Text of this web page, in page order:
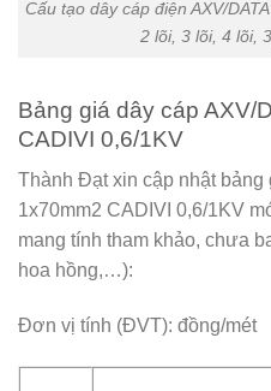
Cấu tạo dây cáp điện AXV/
2 lõi, 3 lõi, 4 lõi,
Bảng giá dây cáp AXV/
CADIVI 0,6/1KV
Thành Đạt xin cập nhật bảng
1x70mm2 CADIVI 0,6/1KV
mang tính tham khảo, chưa
hoa hồng,…):
Đơn vị tính (ĐVT): đồng/mét